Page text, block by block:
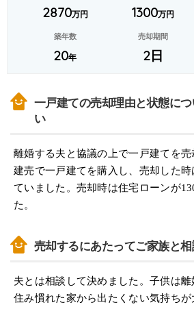
2870万円 1300万円
築年数
20年
売却期間
2日
一戸建ての売却理由と状態に
い
離婚する夫と協議の上で一戸建てを
建売で一戸建てを購入し、売却した
ていました。売却時は住宅ローンが
た。
売却するにあたってご家族と
夫とは相談して決めました。子供は離
住み慣れた家から出たくない気持ち